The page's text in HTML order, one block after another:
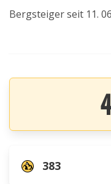
Bergsteiger seit 11.
383